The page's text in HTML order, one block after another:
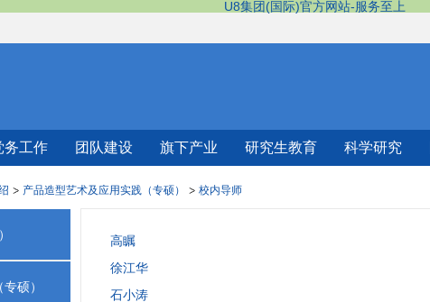
U8集团(国际)官方网站-服务至上
务工作 团队建设 旗下产业 研究生教育 科学研究
产品造型艺术及应用实践（专硕） 校内导师
硕）
高瞩
徐江华
石小涛